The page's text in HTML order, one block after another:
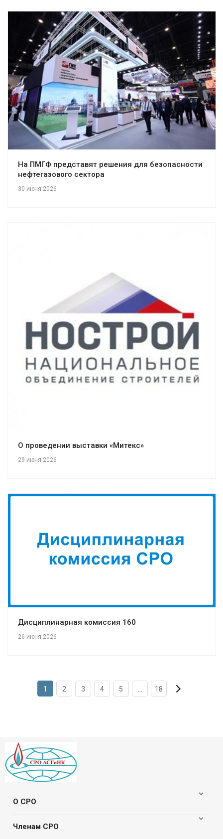
На ПМГФ представят решения для безопасности
нефтегазового сектора
30 июня 2026
О проведении выставки «Митекс»
29 июня 2026
Дисциплинарная комиссия 160
26 июня 2026
1 2 3 4 5 ... 18
О СРО
Членам СРО